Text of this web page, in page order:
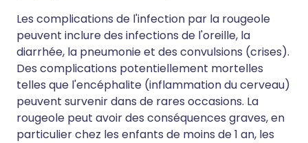
Les complications de l'infection par la rougeole
peuvent inclure des infections de l'oreille, la
diarrhée, la pneumonie et des convulsions (crises).
Des complications potentiellement mortelles
telles que l'encéphalite (inflammation du cerveau)
peuvent survenir dans de rares occasions. La
rougeole peut avoir des conséquences graves, en
particulier chez les enfants de moins de 1 an, les